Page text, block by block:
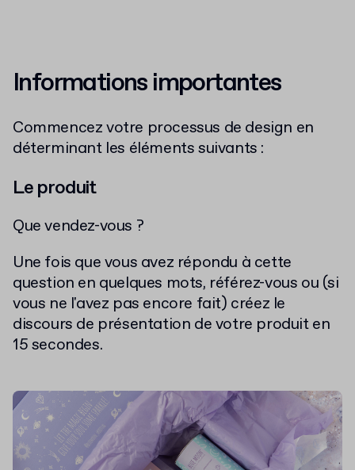
Informations importantes
Commencez votre processus de design en
déterminant les éléments suivants :
Le produit
Que vendez-vous ?
Une fois que vous avez répondu à cette
question en quelques mots, référez-vous ou (si
vous ne l'avez pas encore fait) créez le
discours de présentation de votre produit en
15 secondes.